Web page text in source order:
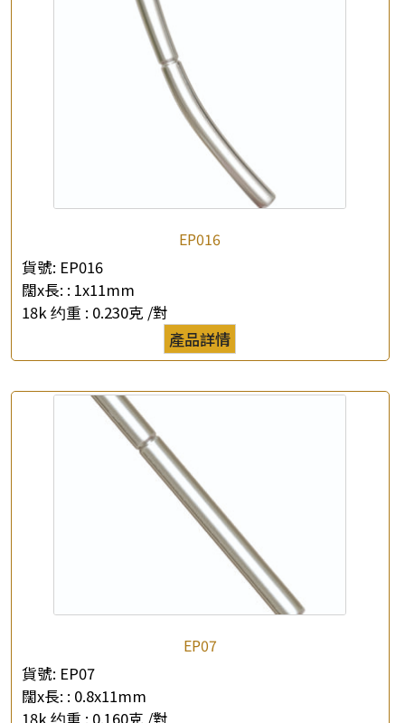
*你的名字
聯絡電話
查詢以下產品
EP016
貨號: EP016
闊x長: : 1x11mm
18k 约重 : 0.230克 /對
產品詳情
EP07
貨號: EP07
闊x長: : 0.8x11mm
18k 约重 : 0.160克 /對